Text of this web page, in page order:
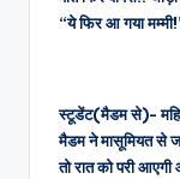
“ये फिर आ गया
स्टूडेंट(मैडम से)-
मैडम ने मासूमियत से
तो रात को परी